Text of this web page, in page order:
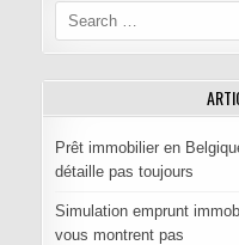
Search for:
Prêt immobilier en
détaille pas toujours
Simulation emprunt
vous montrent pas